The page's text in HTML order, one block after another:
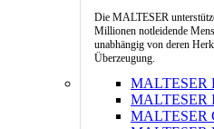
Die MALTESER
Millionen notleidende
unabhängig von deren
Überzeugung.
MALTESER
MALTESER
MALTESER